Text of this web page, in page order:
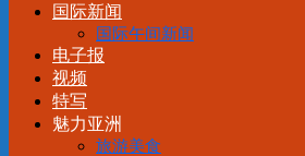
国际新闻
国际午间新闻
电子报
视频
特写
魅力亚洲
旅游美食